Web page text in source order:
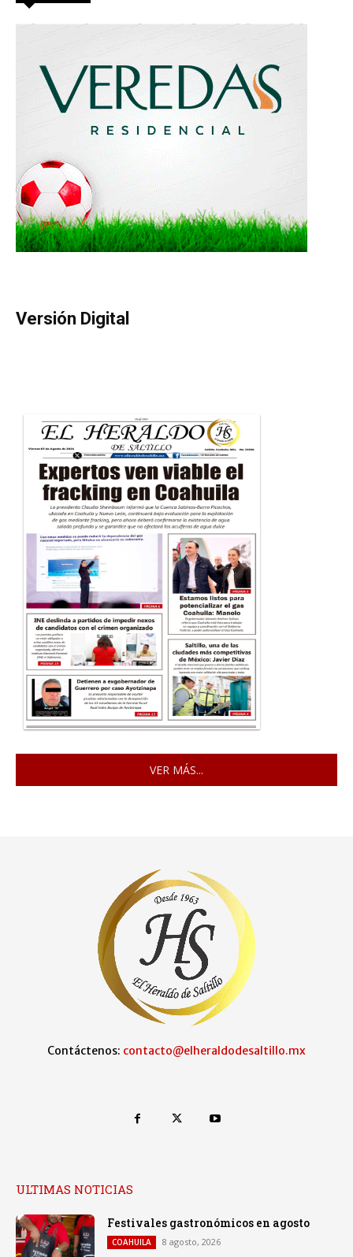
Versión Digital
VER MÁS...
Contáctenos: contacto@elheraldodesaltillo.mx
ULTIMAS NOTICIAS
Festivales gastronómicos en agosto
COAHUILA 8 agosto, 2026